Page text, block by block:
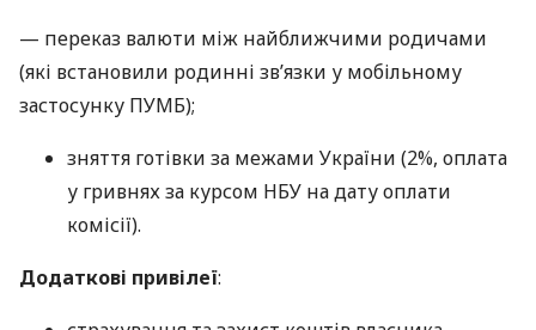
— переказ валюти між найближчими родичами
(які встановили родинні зв’язки у мобільному
застосунку ПУМБ);
зняття готівки за межами України (2%, оплата
у гривнях за курсом НБУ на дату оплати
комісії).
Додаткові привілеї: